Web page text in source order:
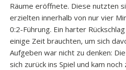
Räume eröffnete. Diese nutzten
erzielten innerhalb von nur vier
0:2-Führung. Ein harter
einige Zeit brauchten, um sich
Aufgeben war nicht zu denken:
sich zurück ins Spiel und kam